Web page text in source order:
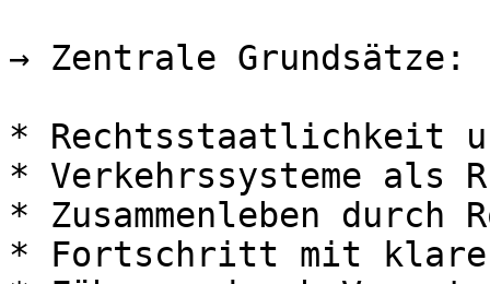
→ Zentrale Grundsätze:
* Rechtsstaatlichkeit
* Verkehrssysteme als
* Zusammenleben
* Fortschritt mit